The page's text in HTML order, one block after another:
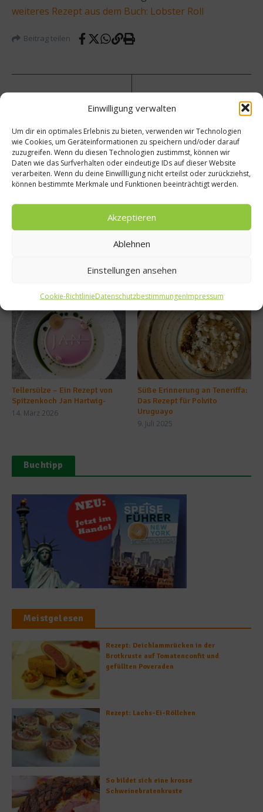
Einwilligung verwalten
Um dir ein optimales Erlebnis zu bieten, verwenden wir Technologien
wie Cookies, um Geräteinformationen zu speichern und/oder darauf
zuzugreifen. Wenn du diesen Technologien zustimmst, können wir
Daten wie das Surfverhalten oder eindeutige IDs auf dieser Website
verarbeiten. Wenn du deine Einwillligung nicht erteilst oder zurückziehst,
können bestimmte Merkmale und Funktionen beeinträchtigt werden.
Akzeptieren
Ablehnen
Einstellungen ansehen
Cookie-RichtlinieDatenschutzbestimmungenImpressum
weiteres Rezept aus dem Buch: Lobster Roll
Beitrag teilen
deutsc
he
Weinla
gen
nun
Nächster Beitrag
schick
t
Starkö
che
auf
mkurs
Tellersülze – Ein Rezept von
Spitzenkoch Jan Hartwig-
14. März 2026
Süße Erinnerung an Teneriffa:
Das Rezept für Polvito
Uruguayo
9. Juli 2025
Buchtipp
Meistgelesen
Rezept: Deichlammrücken in der
Brotkruste auf Tomatenconfit und
gefüllten Poveraden
Rezept: Lachs-Ei-Röllchen
So bildet sich eine krosse
Schweinebratenkruste